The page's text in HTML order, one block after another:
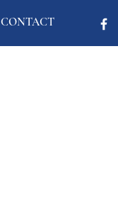
CONTACT